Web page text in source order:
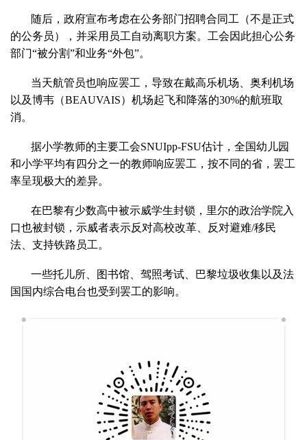
随后，政府宣布考虑在公务部门招聘合同工（不是正式
的公务员），并采用员工自动离职方案。工会因此担心公务
部门“被分割”和业务“外包”。
当天航管员也响应罢工，导致在戴高乐机场、奥利机场
以及博韦（BEAUVAIS）机场起飞和降落的30%的航班取
消。
据小学教师的主要工会SNUIpp-FSU估计，全国幼儿园
和小学平均有四分之一的教师响应罢工，按不同的省，罢工
率呈现极大的差异。
在巴黎有少数高中被示威学生封锁，里尔的政治学院入
口也被封锁，示威者表示反对高校改革、反对避难/移民
法、支持铁路员工。
一些托儿所、图书馆、驾照考试、巴黎垃圾收集以及法
国国内综合电台也受到罢工的影响。